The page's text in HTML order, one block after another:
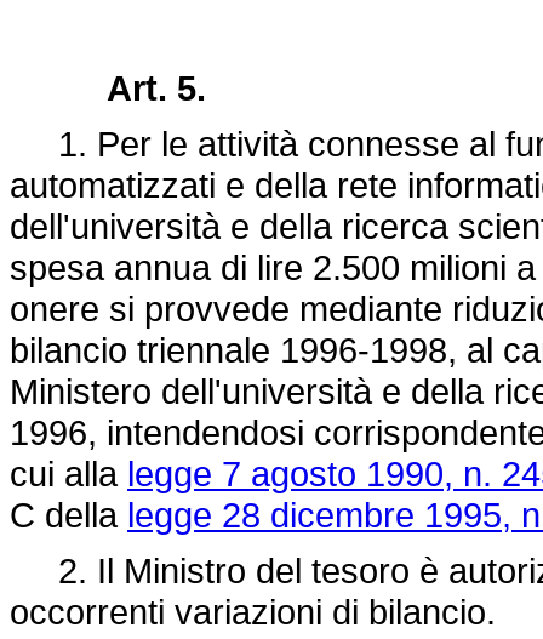
Art. 5.
1. Per le attività connesse al
automatizzati e della rete
dell'università e della ricerca
spesa annua di lire 2.500 milioni
onere si provvede mediante
bilancio triennale 1996-1998, al
Ministero dell'università e della
1996, intendendosi
cui alla legge 7 agosto 1990, n.
C della legge 28 dicembre 1995,
2. Il Ministro del tesoro è
occorrenti variazioni di bilancio.